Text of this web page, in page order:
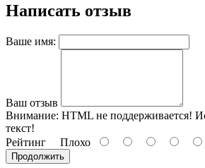
Написать отзыв
Ваше имя:
Ваш отзыв
Внимание: HTML не поддерживается!
текст!
Рейтинг Плохо
Продолжить